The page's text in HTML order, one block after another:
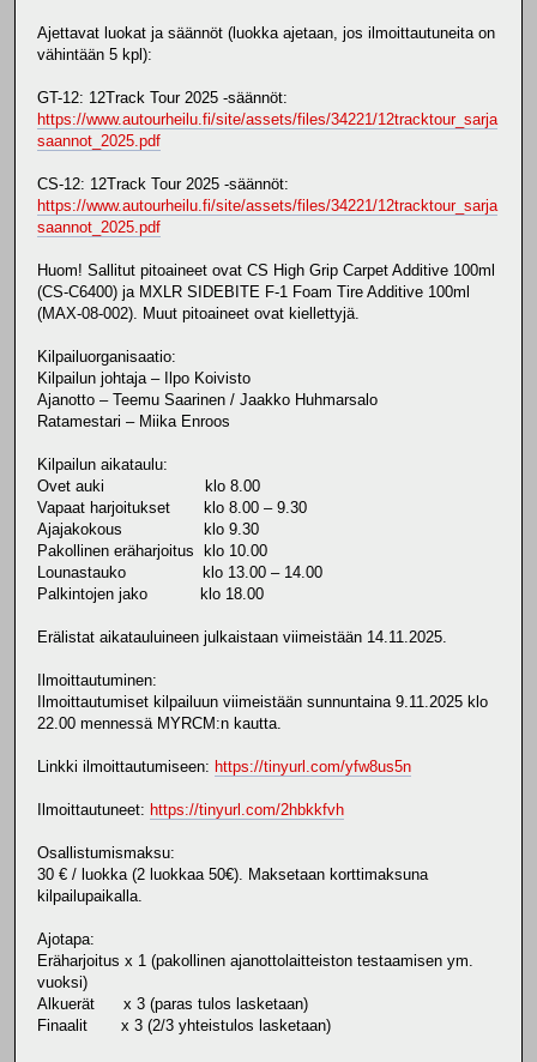
Ajettavat luokat ja säännöt (luokka ajetaan, jos ilmoittautuneita on
vähintään 5 kpl):
GT-12: 12Track Tour 2025 -säännöt:
https://www.autourheilu.fi/site/assets/files/34221/12tracktour_sarja
saannot_2025.pdf
CS-12: 12Track Tour 2025 -säännöt:
https://www.autourheilu.fi/site/assets/files/34221/12tracktour_sarja
saannot_2025.pdf
Huom! Sallitut pitoaineet ovat CS High Grip Carpet Additive 100ml
(CS-C6400) ja MXLR SIDEBITE F-1 Foam Tire Additive 100ml
(MAX-08-002). Muut pitoaineet ovat kiellettyjä.
Kilpailuorganisaatio:
Kilpailun johtaja – Ilpo Koivisto
Ajanotto – Teemu Saarinen / Jaakko Huhmarsalo
Ratamestari – Miika Enroos
Kilpailun aikataulu:
Ovet auki klo 8.00
Vapaat harjoitukset klo 8.00 – 9.30
Ajajakokous klo 9.30
Pakollinen eräharjoitus klo 10.00
Lounastauko klo 13.00 – 14.00
Palkintojen jako klo 18.00
Erälistat aikatauluineen julkaistaan viimeistään 14.11.2025.
Ilmoittautuminen:
Ilmoittautumiset kilpailuun viimeistään sunnuntaina 9.11.2025 klo
22.00 mennessä MYRCM:n kautta.
Linkki ilmoittautumiseen: https://tinyurl.com/yfw8us5n
Ilmoittautuneet: https://tinyurl.com/2hbkkfvh
Osallistumismaksu:
30 € / luokka (2 luokkaa 50€). Maksetaan korttimaksuna
kilpailupaikalla.
Ajotapa:
Eräharjoitus x 1 (pakollinen ajanottolaitteiston testaamisen ym.
vuoksi)
Alkuerät x 3 (paras tulos lasketaan)
Finaalit x 3 (2/3 yhteistulos lasketaan)